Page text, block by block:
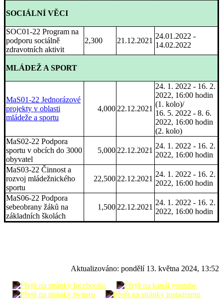
SOCIÁLNÍ VĚCI
SOC01-22 Program na
podporu sociálně
zdravotních aktivit
2,300 21.12.2021
24.01.2022 -
14.02.2022
MLÁDEŽ A SPORT
MaS01-22 Jednorázové
projekty v oblasti
mládeže a sportu
4,000 22.12.2021
24. 1. 2022 - 16. 2.
2022, 16:00 hodin
(1. kolo)/
16. 5. 2022 - 8. 6.
2022, 16:00 hodin
(2. kolo)
MaS02-22 Podpora
sportu v obcích do 3000
obyvatel
5,000 22.12.2021
24. 1. 2022 - 16. 2.
2022, 16:00 hodin
MaS03-22 Činnost a
rozvoj mládežnického
sportu
22,500 22.12.2021
24. 1. 2022 - 16. 2.
2022, 16:00 hodin
MaS06-22 Podpora
sebeobrany žáků na
základních školách
1,500 22.12.2021
24. 1. 2022 - 16. 2.
2022, 16:00 hodin
Aktualizováno: pondělí 13. května 2024, 13:52